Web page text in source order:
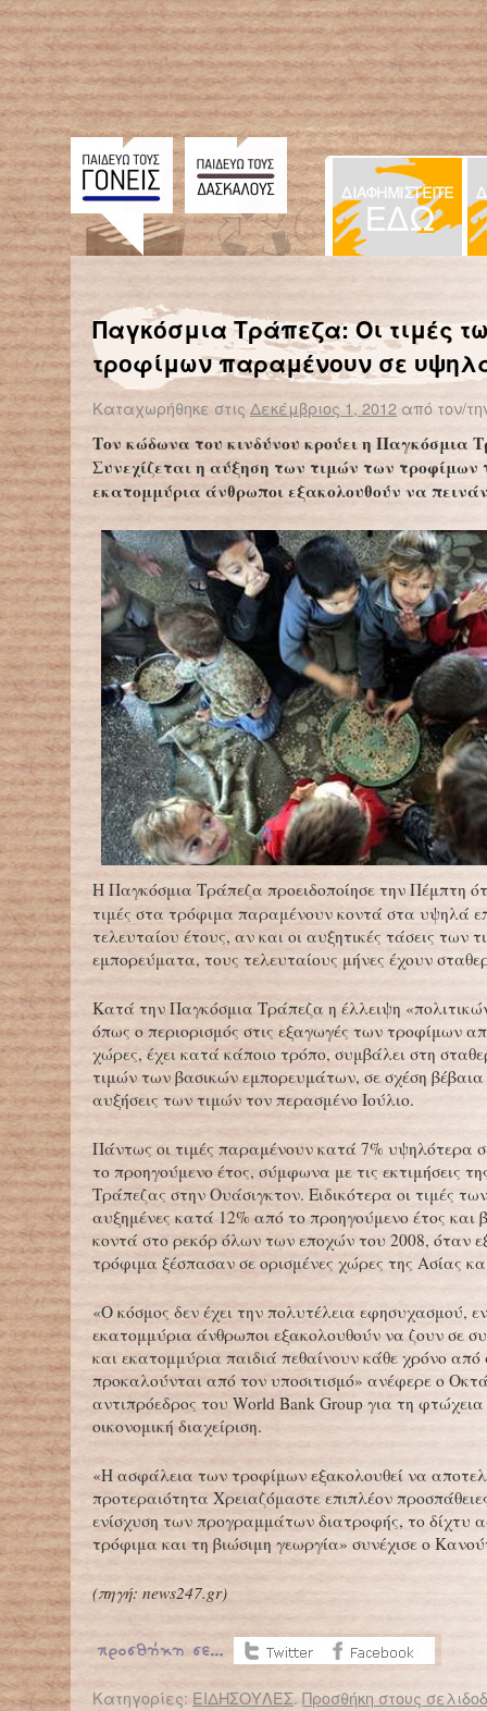
← Επιστροφή στο %s
Δυσχερείς οι συνθήκες στα καταστήματα κράτησης ανηλίκων
Παγκόσμια Τράπεζα: Oι τιμές
τροφίμων παραμένουν σε
Καταχωρήθηκε στις Δεκέμβριος 1, 2012 από τον/
Τον κώδωνα του κινδύνου κρούει η Παγκόσμια
Συνεχίζεται η αύξηση των τιμών των
εκατομμύρια άνθρωποι εξακολουθούν να
Η Παγκόσμια Τράπεζα προειδοποίησε την Πέμπτη
τιμές στα τρόφιμα παραμένουν κοντά στα υψηλά
τελευταίου έτους, αν και οι αυξητικές τάσεις των
εμπορεύματα, τους τελευταίους μήνες έχουν
Κατά την Παγκόσμια Τράπεζα η έλλειψη
όπως ο περιορισμός στις εξαγωγές των τροφίμων
χώρες, έχει κατά κάποιο τρόπο, συμβάλει στη
τιμών των βασικών εμπορευμάτων, σε σχέση βέβαια
αυξήσεις των τιμών τον περασμένο Ιούλιο.
Πάντως οι τιμές παραμένουν κατά 7% υψηλότερα
το προηγούμενο έτος, σύμφωνα με τις εκτιμήσεις
Τράπεζας στην Ουάσιγκτον. Ειδικότερα οι τιμές
αυξημένες κατά 12% από το προηγούμενο έτος και
κοντά στο ρεκόρ όλων των εποχών του 2008, όταν
τρόφιμα ξέσπασαν σε ορισμένες χώρες της Ασίας
«Ο κόσμος δεν έχει την πολυτέλεια εφησυχασμού,
εκατομμύρια άνθρωποι εξακολουθούν να ζουν σε
και εκατομμύρια παιδιά πεθαίνουν κάθε χρόνο από
προκαλούνται από τον υποσιτισμό» ανέφερε ο
αντιπρόεδρος του World Bank Group για τη φτώχεια
οικονομική διαχείριση.
«Η ασφάλεια των τροφίμων εξακολουθεί να
προτεραιότητα Χρειαζόμαστε επιπλέον
ενίσχυση των προγραμμάτων διατροφής, το δίχτυ
τρόφιμα και τη βιώσιμη γεωργία» συνέχισε ο
(πηγή: news247.gr)
Κατηγορίες: ΕΙΔΗΣΟΥΛΕΣ. Προσθήκη στους